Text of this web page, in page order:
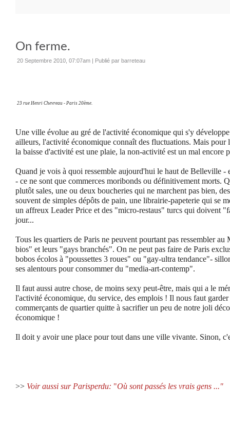
On ferme.
20 Septembre 2010, 07:07am | Publié par barreteau
23 rue Henri Chevreau - Paris 20ème.
Une ville évolue au gré de l'activité économique qui s'y
ailleurs, l'activité économique connaît des fluctuations. Mais pour
la baisse d'activité est une plaie, la non-activité est un mal encore
Quand je vois à quoi ressemble aujourd'hui le haut de Belleville -
- ce ne sont que commerces moribonds ou définitivement morts.
plutôt sales, une ou deux boucheries qui ne marchent pas bien,
souvent de simples dépôts de pain, une librairie-papeterie qui se
un affreux Leader Price et des "micro-restaus" turcs qui doivent
jour...
Tous les quartiers de Paris ne peuvent pourtant pas ressembler au
bios" et leurs "gays branchés". On ne peut pas faire de Paris
bobos écolos à "poussettes 3 roues" ou "gay-ultra tendance"-
ses alentours pour consommer du "media-art-contemp".
Il faut aussi autre chose, de moins sexy peut-être, mais qui a le
l'activité économique, du service, des emplois ! Il nous faut garder
commerçants de quartier quitte à sacrifier un peu de notre joli
économique !
Il doit y avoir une place pour tout dans une ville vivante. Sinon,
>> Voir aussi sur Parisperdu: "Où sont passés les vrais gens ..."